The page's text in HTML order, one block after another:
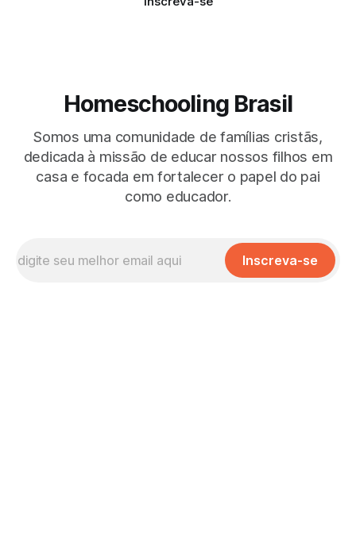
Homeschooling Brasil
Somos uma comunidade de famílias cristãs,
dedicada à missão de educar nossos filhos em
casa e focada em fortalecer o papel do pai
como educador.
Inscreva-se